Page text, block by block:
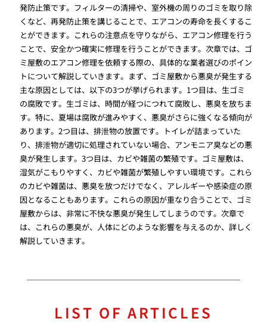
発防止策です。フィルターの清掃や、室外機の周りのゴミを取り除
くなど、再発防止策を講じることで、エアコンの寿命を長くするこ
とができます。これらの注意点を守りながら、エアコン修理を行う
ことで、安全かつ確実に修理を行うことができます。次章では、ゴ
ミ屋敷のエアコン修理を依頼する際の、具体的な業者選びのポイン
トについて解説していきます。まず、ゴミ屋敷から悪臭が発生する
主な原因としては、以下の3つが挙げられます。1つ目は、生ゴミ
の腐敗です。生ゴミは、時間が経つにつれて腐敗し、悪臭を放ちま
す。特に、夏場は腐敗が進みやすく、悪臭がさらに強くなる傾向が
あります。2つ目は、排泄物の放置です。トイレが詰まっていた
り、排泄物が適切に処理されていない場合、アンモニア臭などの悪
臭が発生します。3つ目は、カビや雑菌の繁殖です。ゴミ屋敷は、
湿気がこもりやすく、カビや雑菌が繁殖しやすい環境です。これら
のカビや雑菌は、悪臭を放つだけでなく、アレルギーや感染症の原
因となることもあります。これらの原因が重なり合うことで、ゴミ
屋敷からは、非常に不快な悪臭が発生してしまうのです。次章で
は、これらの悪臭が、人体にどのような影響を与えるのか、詳しく
解説していきます。
LIST OF ARTICLES